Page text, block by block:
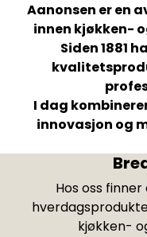
Aanonsen er en
innen kjøkken-
Siden 1881
I dag
innovasjon og
Hos oss
kjøkken-